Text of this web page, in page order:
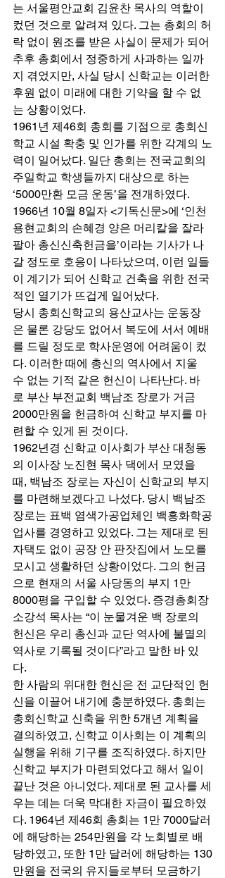
는 서울평안교회 김윤찬 목사의 역할이
컸던 것으로 알려져 있다. 그는 총회의 허
락 없이 원조를 받은 사실이 문제가 되어
추후 총회에서 정중하게 사과하는 일까
지 겪었지만, 사실 당시 신학교는 이러한
후원 없이 미래에 대한 기약을 할 수 없
는 상황이었다.
1961년 제46회 총회를 기점으로 총회신
학교 시설 확충 및 인가를 위한 각계의 노
력이 일어났다. 일단 총회는 전국교회의
주일학교 학생들까지 대상으로 하는
‘5000만환 모금 운동’을 전개하였다.
1966년 10월 8일자 <기독신문>에 ‘인천
용현교회의 손혜경 양은 머리칼을 잘라
팔아 총신신축헌금을’이라는 기사가 나
갈 정도로 호응이 나타났으며, 이런 일들
이 계기가 되어 신학교 건축을 위한 전국
적인 열기가 뜨겁게 일어났다.
당시 총회신학교의 용산교사는 운동장
은 물론 강당도 없어서 복도에 서서 예배
를 드릴 정도로 학사운영에 어려움이 컸
다. 이러한 때에 총신의 역사에서 지울
수 없는 기적 같은 헌신이 나타난다. 바
로 부산 부전교회 백남조 장로가 거금
2000만원을 헌금하여 신학교 부지를 마
련할 수 있게 된 것이다.
1962년경 신학교 이사회가 부산 대청동
의 이사장 노진현 목사 댁에서 모였을
때, 백남조 장로는 자신이 신학교의 부지
를 마련해보겠다고 나섰다. 당시 백남조
장로는 표백 염색가공업체인 백흥화학공
업사를 경영하고 있었다. 그는 제대로 된
자택도 없이 공장 안 판잣집에서 노모를
모시고 생활하던 상황이었다. 그의 헌금
으로 현재의 서울 사당동의 부지 1만
8000평을 구입할 수 있었다. 증경총회장
소강석 목사는 “이 눈물겨운 백 장로의
헌신은 우리 총신과 교단 역사에 불멸의
역사로 기록될 것이다”라고 말한 바 있
다.
한 사람의 위대한 헌신은 전 교단적인 헌
신을 이끌어 내기에 충분하였다. 총회는
총회신학교 신축을 위한 5개년 계획을
결의하였고, 신학교 이사회는 이 계획의
실행을 위해 기구를 조직하였다. 하지만
신학교 부지가 마련되었다고 해서 일이
끝난 것은 아니었다. 제대로 된 교사를 세
우는 데는 더욱 막대한 자금이 필요하였
다. 1964년 제46회 총회는 1만 7000달러
에 해당하는 254만원을 각 노회별로 배
당하였고, 또한 1만 달러에 해당하는 130
만원을 전국의 유지들로부터 모금하기